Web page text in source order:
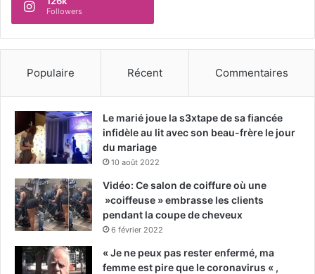
Followers
Populaire Récent Commentaires
Le marié joue la s3xtape de sa fiancée
infidèle au lit avec son beau-frère le jour
du mariage
10 août 2022
Vidéo: Ce salon de coiffure où une
»coiffeuse » embrasse les clients
pendant la coupe de cheveux
6 février 2022
« Je ne peux pas rester enfermé, ma
femme est pire que le coronavirus « ,